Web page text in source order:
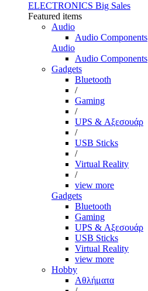
ELECTRONICS Big Sales
Featured items
Audio
Audio Components
Audio
Audio Components
Gadgets
Bluetooth
/
Gaming
/
UPS & Αξεσουάρ
/
USB Sticks
/
Virtual Reality
/
view more
Gadgets
Bluetooth
Gaming
UPS & Αξεσουάρ
USB Sticks
Virtual Reality
view more
Hobby
Αθλήματα